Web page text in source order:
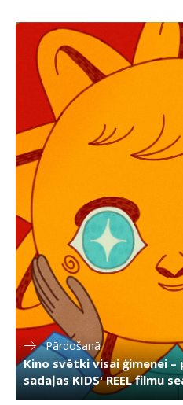
Pārdošanā
Kino svētki visai ģimenei
sadaļas KIDS' REEL filmu